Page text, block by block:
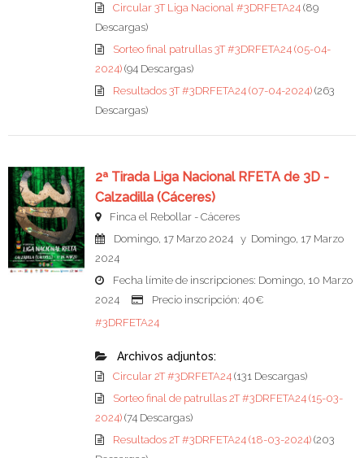
Circular 3T Liga Nacional #3DRFETA24 (89
Descargas)
Sorteo final patrullas 3T #3DRFETA24 (05-04-
2024) (94 Descargas)
Resultados 3T #3DRFETA24 (07-04-2024) (263
Descargas)
2ª Tirada Liga Nacional RFETA de 3D -
Calzadilla (Cáceres)
Finca el Rebollar - Cáceres
Domingo, 17 Marzo 2024 y Domingo, 17 Marzo
2024
Fecha límite de inscripciones: Domingo, 10 Marzo
2024
Precio inscripción: 40€
#3DRFETA24
Archivos adjuntos:
Circular 2T #3DRFETA24 (131 Descargas)
Sorteo final de patrullas 2T #3DRFETA24 (15-03-
2024) (74 Descargas)
Resultados 2T #3DRFETA24 (18-03-2024) (203